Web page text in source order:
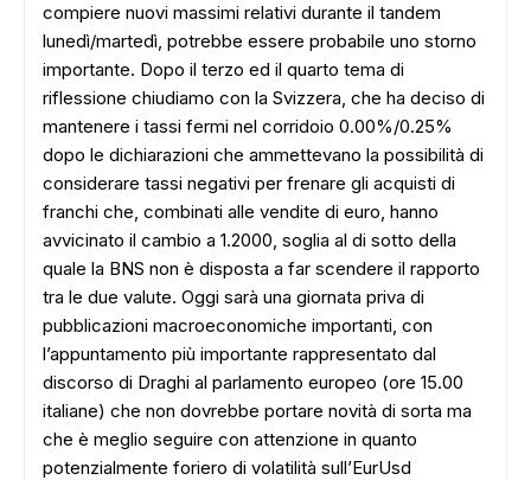
compiere nuovi massimi relativi durante il tandem
lunedì/martedì, potrebbe essere probabile uno storno
importante. Dopo il terzo ed il quarto tema di
riflessione chiudiamo con la Svizzera, che ha deciso di
mantenere i tassi fermi nel corridoio 0.00%/0.25%
dopo le dichiarazioni che ammettevano la possibilità di
considerare tassi negativi per frenare gli acquisti di
franchi che, combinati alle vendite di euro, hanno
avvicinato il cambio a 1.2000, soglia al di sotto della
quale la BNS non è disposta a far scendere il rapporto
tra le due valute. Oggi sarà una giornata priva di
pubblicazioni macroeconomiche importanti, con
l’appuntamento più importante rappresentato dal
discorso di Draghi al parlamento europeo (ore 15.00
italiane) che non dovrebbe portare novità di sorta ma
che è meglio seguire con attenzione in quanto
potenzialmente foriero di volatilità sull’EurUsd